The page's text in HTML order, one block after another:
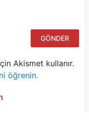
Akismet kullanır.
öğrenin.